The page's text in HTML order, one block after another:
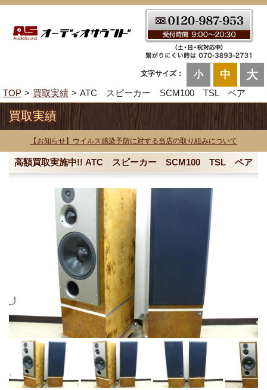
文字サイズ： 小 中 大
TOP 買取実績 ATC スピーカー SCM100 TSL ペア
買取実績
【お知らせ】ウイルス感染予防に対する当店の取り組みについて
高額買取実施中!! ATC スピーカー SCM100 TSL ペア